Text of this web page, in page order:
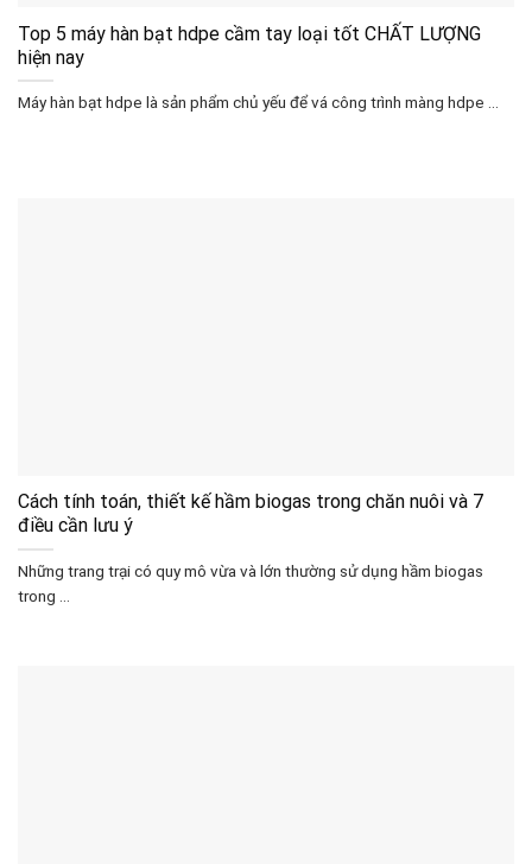
Top 5 máy hàn bạt hdpe cầm tay loại tốt CHẤT LƯỢNG
hiện nay
Máy hàn bạt hdpe là sản phẩm chủ yếu để vá công trình màng hdpe ...
Cách tính toán, thiết kế hầm biogas trong chăn nuôi và 7
điều cần lưu ý
Những trang trại có quy mô vừa và lớn thường sử dụng hầm biogas
trong ...